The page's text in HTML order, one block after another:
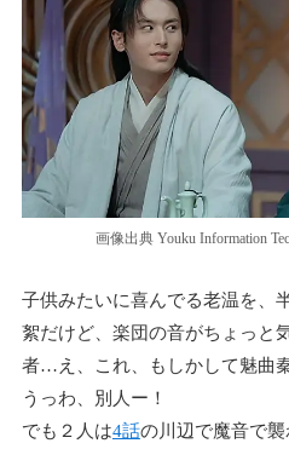
画像出典 Youku Information
子供みたいに喜んでる老温を、
絮だけど、楽団の音がちょっと
者…え、これ、もしかして魅曲
うっわ、別人ー！
でも２人は4話の川辺で魔音で